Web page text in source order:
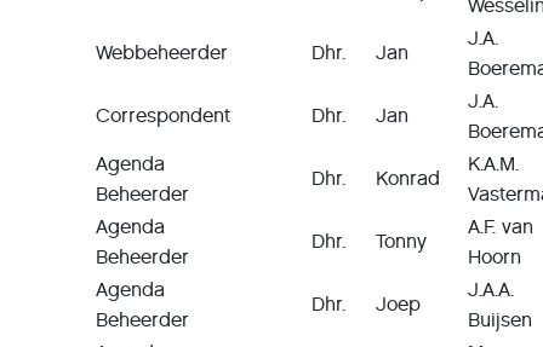
Webbeheerder Dhr. Jan
J.A.
Correspondent Dhr. Jan
J.A.
Agenda
Beheerder
Dhr. Konrad
K.A.M.
Agenda
Beheerder
Dhr. Tonny
A.F. van
Hoorn
Agenda
Beheerder
Dhr. Joep
J.A.A.
Buijsen